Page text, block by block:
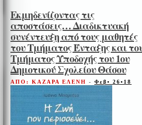
Εκμηδενίζοντας τις
αποστάσεις… Διαδικτυακή
συνέντευξη από τους μαθητές
του Τμήματος Ένταξης και
Τμήματος Υποδοχής του 1ου
Δημοτικού Σχολείου Θάσου
ΑΠΟ: ΚΑΖΑΡΑ ΕΛΕΝΗ - Φεβ• 26•18